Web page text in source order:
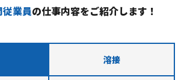
業員の仕事内容をご紹介します！
溶接